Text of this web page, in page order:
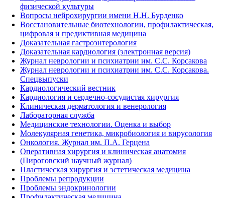
физической культуры
Вопросы нейрохирургии имени Н.Н. Бурденко
Восстановительные биотехнологии, профилактическая,
цифровая и предиктивная медицина
Доказательная гастроэнтерология
Доказательная кардиология (электронная версия)
Журнал неврологии и психиатрии им. С.С. Корсакова
Журнал неврологии и психиатрии им. С.С. Корсакова.
Спецвыпуски
Кардиологический вестник
Кардиология и сердечно-сосудистая хирургия
Клиническая дерматология и венерология
Лабораторная служба
Медицинские технологии. Оценка и выбор
Молекулярная генетика, микробиология и вирусология
Онкология. Журнал им. П.А. Герцена
Оперативная хирургия и клиническая анатомия
(Пироговский научный журнал)
Пластическая хирургия и эстетическая медицина
Проблемы репродукции
Проблемы эндокринологии